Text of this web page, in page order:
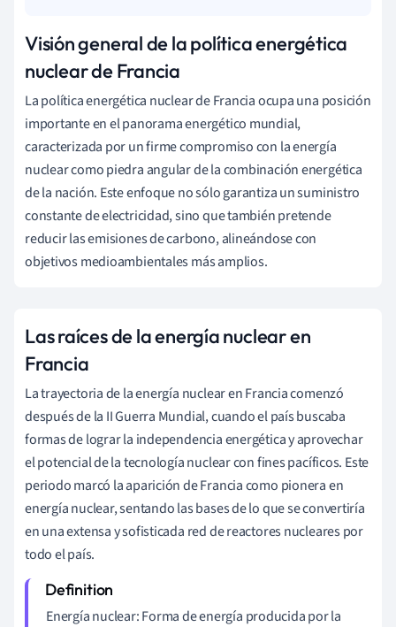
Visión general de la política energética
nuclear de Francia
La política energética nuclear de Francia ocupa una posición
importante en el panorama energético mundial,
caracterizada por un firme compromiso con la energía
nuclear como piedra angular de la combinación energética
de la nación. Este enfoque no sólo garantiza un suministro
constante de electricidad, sino que también pretende
reducir las emisiones de carbono, alineándose con
objetivos medioambientales más amplios.
Las raíces de la energía nuclear en
Francia
La trayectoria de la energía nuclear en Francia comenzó
después de la II Guerra Mundial, cuando el país buscaba
formas de lograr la independencia energética y aprovechar
el potencial de la tecnología nuclear con fines pacíficos. Este
periodo marcó la aparición de Francia como pionera en
energía nuclear, sentando las bases de lo que se convertiría
en una extensa y sofisticada red de reactores nucleares por
todo el país.
Energía nuclear: Forma de energía producida por la